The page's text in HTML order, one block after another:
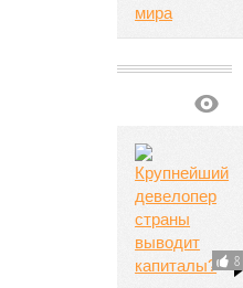
8